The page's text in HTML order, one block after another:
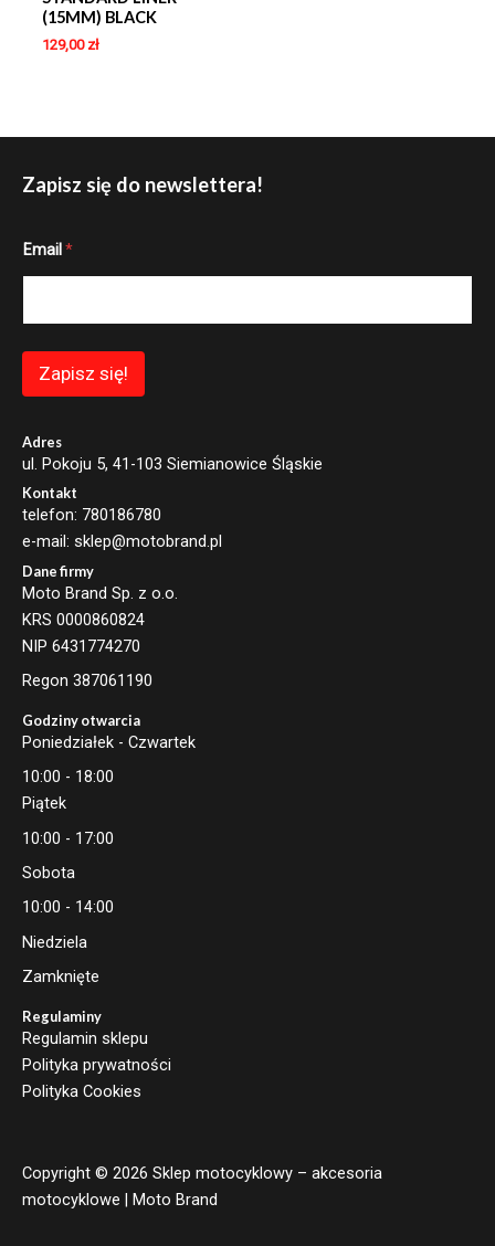
(15MM) BLACK
129,00 zł
Zapisz się do newslettera!
m
E
l
m
a
l
Email *
Zapisz się!
Adres
ul. Pokoju 5, 41-103 Siemianowice Śląskie
Kontakt
telefon: 780186780
e-mail: sklep@motobrand.pl
Dane firmy
Moto Brand Sp. z o.o.
KRS 0000860824
NIP 6431774270
Regon 387061190
Godziny otwarcia
Poniedziałek - Czwartek
10:00 - 18:00
Piątek
10:00 - 17:00
Sobota
10:00 - 14:00
Niedziela
Zamknięte
Regulaminy
Regulamin sklepu
Polityka prywatności
Polityka Cookies
Copyright © 2026 Sklep motocyklowy – akcesoria
motocyklowe | Moto Brand